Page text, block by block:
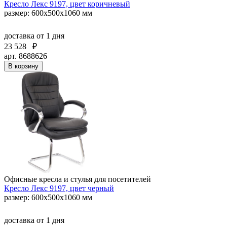
Кресло Лекс 9197, цвет коричневый
размер: 600х500х1060 мм
доставка от 1 дня
23 528
₽
арт. 8688626
В корзину
Офисные кресла и стулья для посетителей
Кресло Лекс 9197, цвет черный
размер: 600х500х1060 мм
доставка от 1 дня